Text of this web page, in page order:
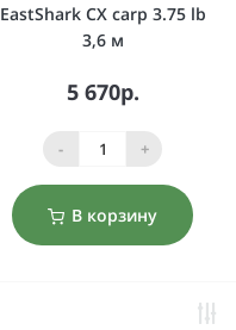
EastShark CX carp 3.75 lb
3,6 м
5 670р.
- +
В корзину